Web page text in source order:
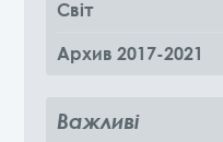
Світ
Архив 2017-2021
Важливі